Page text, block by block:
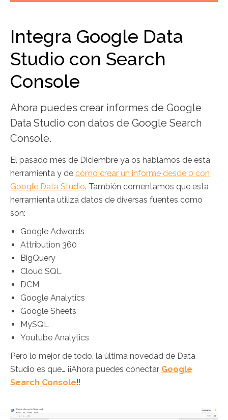
Integra Google Data
Studio con Search
Console
Ahora puedes crear informes de Google
Data Studio con datos de Google Search
Console.
El pasado mes de Diciembre ya os hablamos de esta
herramienta y de cómo crear un informe desde 0 con
Google Data Studio. También comentamos que esta
herramienta utiliza datos de diversas fuentes como
son:
Google Adwords
Attribution 360
BigQuery
Cloud SQL
DCM
Google Analytics
Google Sheets
MySQL
Youtube Analytics
Pero lo mejor de todo, la última novedad de Data
Studio es que… ¡¡Ahora puedes conectar Google
Search Console!!